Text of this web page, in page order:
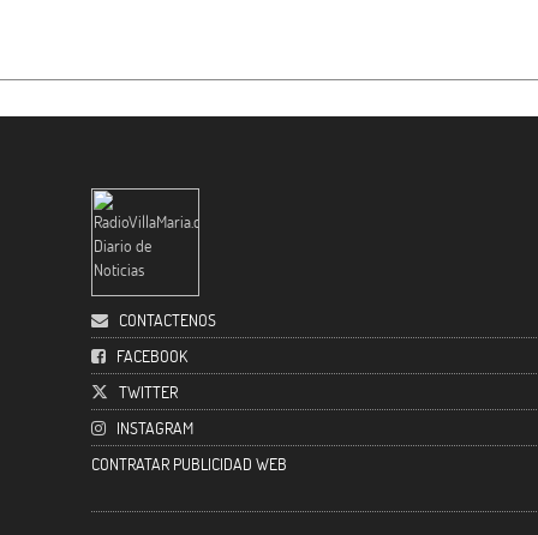
CONTACTENOS
FACEBOOK
TWITTER
INSTAGRAM
CONTRATAR PUBLICIDAD WEB